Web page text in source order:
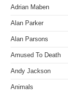
Adrian Maben
Alan Parker
Alan Parsons
Amused To Death
Andy Jackson
Animals